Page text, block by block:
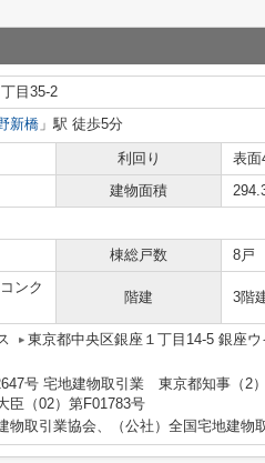
丁目35-2
新橋 」駅 徒歩5分
利回り
表面
建物面積
棟総戸数 8戸
ンク
階建 3階
東京都中央区銀座１丁目14-5 銀座
号 宅地建物取引業 東京都知事（2
（02）第F01783号
物取引業協会、（公社）全国宅地建物